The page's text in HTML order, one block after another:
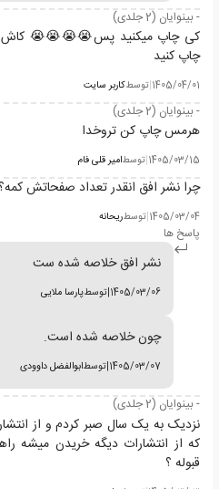
- بینوایان (2 جلدی)
کی چاپ میکنید پس😭😭😭😭 کاش
چاپ کنید
1405/04/01 توسطکاربر سایت
- بینوایان (2 جلدی)
هرمس چاپ کن تروخدا
1405/03/15 توسطامیر قلی فام
چرا نشر افق انقدر تعداد صفحاتش
1405/03/04
|توسطریحانه
پاسخ ها
نشر افق خلاصه شده ست
1405/03/06
|توسطپارسا ملایی
چون خلاصه شده است.
1405/03/07
|توسطابوالفضل داوودی
- بینوایان (2 جلدی)
نزدیک به یک سال صبر کردم و از
که از انتشارات دیگه خریدن میشه
قبوله ؟